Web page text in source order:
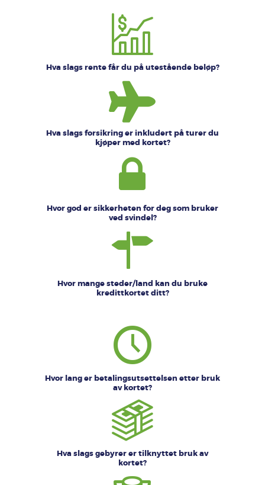
Hva slags rente får du på utestående beløp?
Hva slags forsikring er inkludert på turer du
kjøper med kortet?
Hvor god er sikkerheten for deg som bruker
ved svindel?
Hvor mange steder/land kan du bruke
kredittkortet ditt?
Hvor lang er betalingsutsettelsen etter bruk
av kortet?
Hva slags gebyrer er tilknyttet bruk av
kortet?